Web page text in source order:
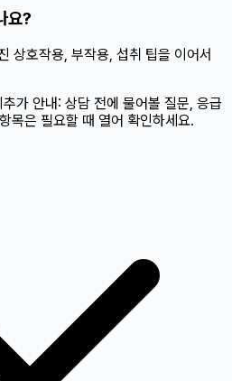
요?
상호작용, 부작용, 섭취 팁을 이어서
추가 안내: 상담 전에 물어볼 질문, 응급
목은 필요할 때 열어 확인하세요.